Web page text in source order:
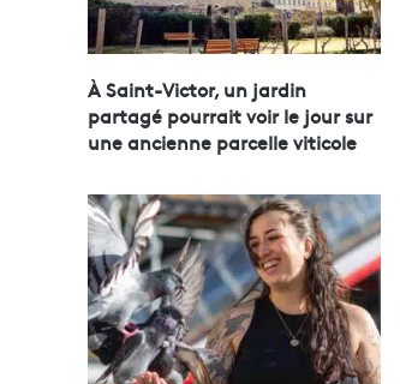
À Saint-Victor, un jardin
partagé pourrait voir le jour sur
une ancienne parcelle viticole